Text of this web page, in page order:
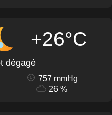
+26°C
dégagé
757 mmHg
26 %